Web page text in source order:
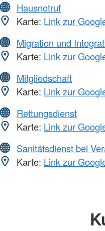
Hausnotruf
Karte: Link zur
Migration und
Karte: Link zur
Mitgliedschaft
Karte: Link zur
Rettungsdienst
Karte: Link zur
Sanitätsdienst bei
Karte: Link zur